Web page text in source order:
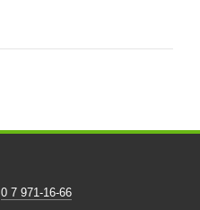
0 7 971-16-66